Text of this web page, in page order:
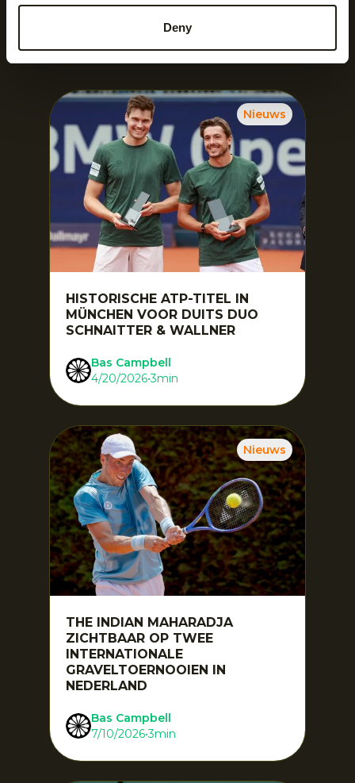
Deny
Nieuwsgierig naar meer?
Nieuws
HISTORISCHE ATP-TITEL IN
MÜNCHEN VOOR DUITS DUO
SCHNAITTER & WALLNER
Bas Campbell
4/20/2026•3min
Nieuws
THE INDIAN MAHARADJA
ZICHTBAAR OP TWEE
INTERNATIONALE
GRAVELTOERNOOIEN IN
NEDERLAND
Bas Campbell
7/10/2026•3min